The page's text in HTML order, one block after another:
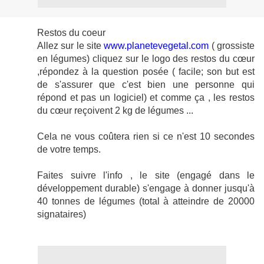
Restos du coeur
Allez sur le sitewww.planetevegetal.com ( grossiste
en légumes) cliquez sur le logo des restos du cœur
,répondez à la question posée ( facile; son but est
de s'assurer que c'est bien une personne qui
répond et pas un logiciel) et comme ça , les restos
du cœur reçoivent 2 kg de légumes ...
Cela ne vous coûtera rien si ce n'est 10 secondes
de votre temps.
Faites suivre l'info , le site (engagé dans le
développement durable) s'engage à donner jusqu'à
40 tonnes de légumes (total à atteindre de 20000
signataires)